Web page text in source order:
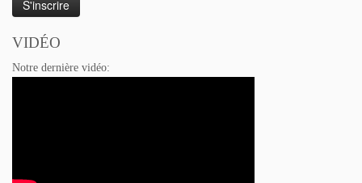
VIDÉO
Notre dernière vidéo: